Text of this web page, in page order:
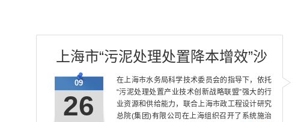
上海市“污泥处理处置降本增效”沙
龙
09
26
在上海市水务局科学技术委员会的指导下，依托
“污泥处理处置产业技术创新战略联盟”强大的行
业资源和供给能力，联合上海市政工程设计研究
总院(集团)有限公司在上海组织召开了系统施治